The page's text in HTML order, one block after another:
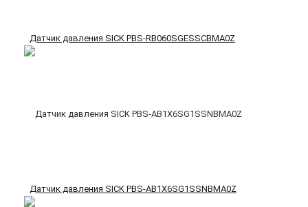
Датчик давления SICK PBS-RB060SGESSCBMA0Z
Датчик давления SICK PBS-AB1X6SG1SSNBMA0Z